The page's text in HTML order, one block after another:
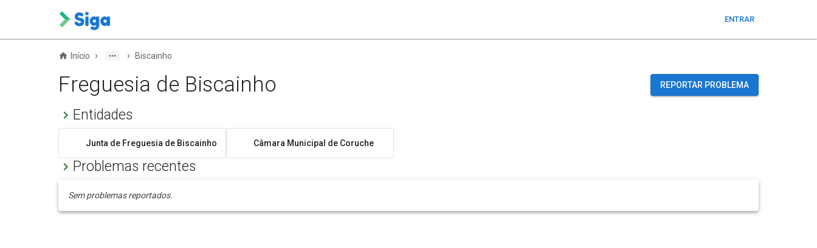
ENTRAR
Início › › Biscainho
Freguesia de Biscainho REPORTAR PROBLEMA
Entidades
Junta de Freguesia de Biscainho Câmara Municipal de Coruche
Problemas recentes
Sem problemas reportados.